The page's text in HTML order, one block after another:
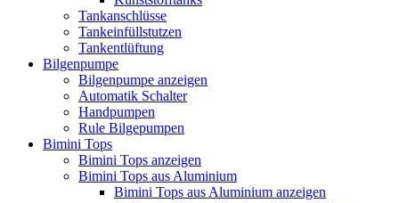
Tankanschlüsse
Tankeinfüllstutzen
Tankentlüftung
Bilgenpumpe
Bilgenpumpe anzeigen
Automatik Schalter
Handpumpen
Rule Bilgepumpen
Bimini Tops
Bimini Tops anzeigen
Bimini Tops aus Aluminium
Bimini Tops aus Aluminium anzeigen